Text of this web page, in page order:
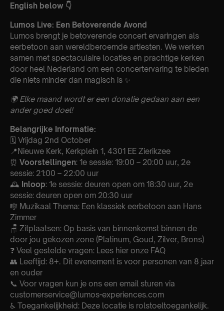
English below 👇
Lumos Live: Een Betoverende Avond
Lumos brengt je betoverende concert ervaringen als
eerbetoon aan wereldberoemde artiesten. We werken
samen met spectaculaire locaties en prachtige kerken
door heel Nederland om een concertervaring te bieden
die niets minder dan magisch is ✨
🌍 Elke maand wordt er een donatie gedaan aan een
ander goed doel!
Belangrijke Informatie:
🗓️ Vrijdag 2nd October
📍Nieuwe Kerk, Kerkplein 1, 4301 EE Zierikzee
⏰ Voorstellingen: 1e sessie: 19:00 – 20:00 uur, 2e
sessie: 21:00 – 22:00 uur
🕰 Inloop: 1e sessie: deuren open om 18:30 uur, 2e
sessie: deuren open om 20:30 uur
🎼 Muzikaal Thema: Een klassiek eerbetoon aan Hans
Zimmer
🪑 Zitplaatsen: Op basis van binnenkomst binnen de
door jou gekozen zone (Platinum, Goud, Zilver, Brons)
❓ Veel gestelde vragen: Lees hier onze FAQ
👥 Leeftijd: 8+. Dit evenement is voor personen van 8 jaar
en ouder
📞 Voor vragen kun je ons een email sturen via
customerservice@lumos-experiences.com
♿ Toegankelijkheid: Deze locatie is rolstoeltoegankelijk.